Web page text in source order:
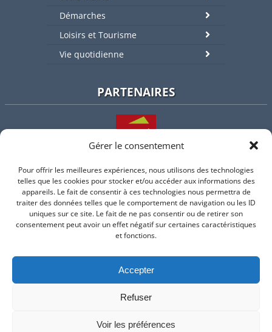
Gérer le consentement
Pour offrir les meilleures expériences, nous utilisons des technologies
telles que les cookies pour stocker et/ou accéder aux informations des
appareils. Le fait de consentir à ces technologies nous permettra de
traiter des données telles que le comportement de navigation ou les ID
uniques sur ce site. Le fait de ne pas consentir ou de retirer son
consentement peut avoir un effet négatif sur certaines caractéristiques
et fonctions.
Accepter
Refuser
Voir les préférences
Démarches
Loisirs et Tourisme
Vie quotidienne
PARTENAIRES
L'intercommunalité
Intramuros
Suivez-nous sur Facebook
Site